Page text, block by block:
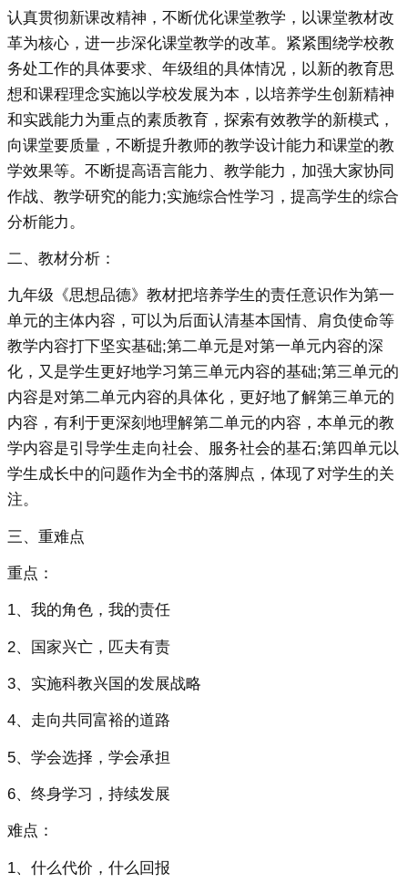
认真贯彻新课改精神，不断优化课堂教学，以课堂教材改
革为核心，进一步深化课堂教学的改革。紧紧围绕学校教
务处工作的具体要求、年级组的具体情况，以新的教育思
想和课程理念实施以学校发展为本，以培养学生创新精神
和实践能力为重点的素质教育，探索有效教学的新模式，
向课堂要质量，不断提升教师的教学设计能力和课堂的教
学效果等。不断提高语言能力、教学能力，加强大家协同
作战、教学研究的能力;实施综合性学习，提高学生的综合
分析能力。
二、教材分析：
九年级《思想品德》教材把培养学生的责任意识作为第一
单元的主体内容，可以为后面认清基本国情、肩负使命等
教学内容打下坚实基础;第二单元是对第一单元内容的深
化，又是学生更好地学习第三单元内容的基础;第三单元的
内容是对第二单元内容的具体化，更好地了解第三单元的
内容，有利于更深刻地理解第二单元的内容，本单元的教
学内容是引导学生走向社会、服务社会的基石;第四单元以
学生成长中的问题作为全书的落脚点，体现了对学生的关
注。
三、重难点
重点：
1、我的角色，我的责任
2、国家兴亡，匹夫有责
3、实施科教兴国的发展战略
4、走向共同富裕的道路
5、学会选择，学会承担
6、终身学习，持续发展
难点：
1、什么代价，什么回报